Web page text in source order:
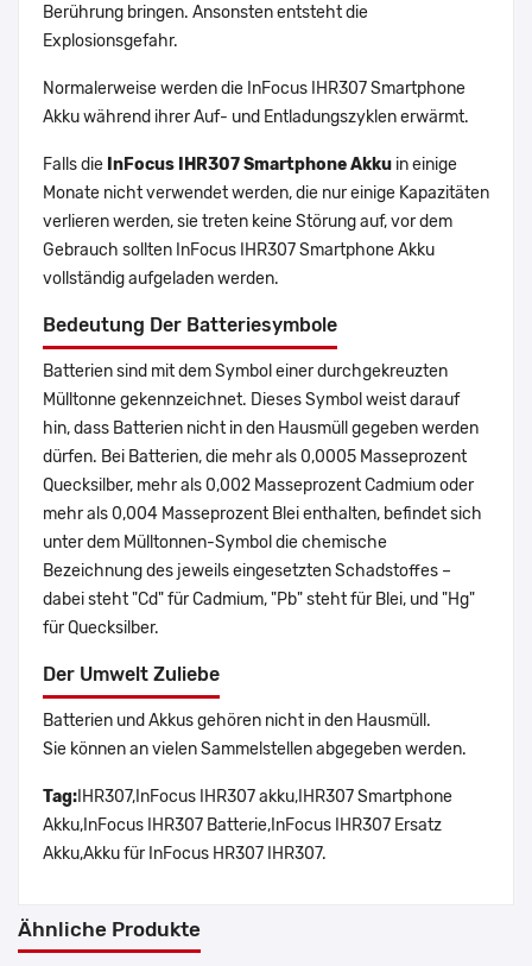
Berührung bringen. Ansonsten entsteht die
Explosionsgefahr.
Normalerweise werden die InFocus IHR307 Smartphone
Akku während ihrer Auf- und Entladungszyklen erwärmt.
Falls die InFocus IHR307 Smartphone Akku in einige
Monate nicht verwendet werden, die nur einige Kapazitäten
verlieren werden, sie treten keine Störung auf, vor dem
Gebrauch sollten InFocus IHR307 Smartphone Akku
vollständig aufgeladen werden.
Bedeutung Der Batteriesymbole
Batterien sind mit dem Symbol einer durchgekreuzten
Mülltonne gekennzeichnet. Dieses Symbol weist darauf
hin, dass Batterien nicht in den Hausmüll gegeben werden
dürfen. Bei Batterien, die mehr als 0,0005 Masseprozent
Quecksilber, mehr als 0,002 Masseprozent Cadmium oder
mehr als 0,004 Masseprozent Blei enthalten, befindet sich
unter dem Mülltonnen-Symbol die chemische
Bezeichnung des jeweils eingesetzten Schadstoffes –
dabei steht "Cd" für Cadmium, "Pb" steht für Blei, und "Hg"
für Quecksilber.
Der Umwelt Zuliebe
Batterien und Akkus gehören nicht in den Hausmüll.
Sie können an vielen Sammelstellen abgegeben werden.
Tag: IHR307,InFocus IHR307 akku,IHR307 Smartphone
Akku,InFocus IHR307 Batterie,InFocus IHR307 Ersatz
Akku,Akku für InFocus HR307 IHR307.
Ähnliche Produkte